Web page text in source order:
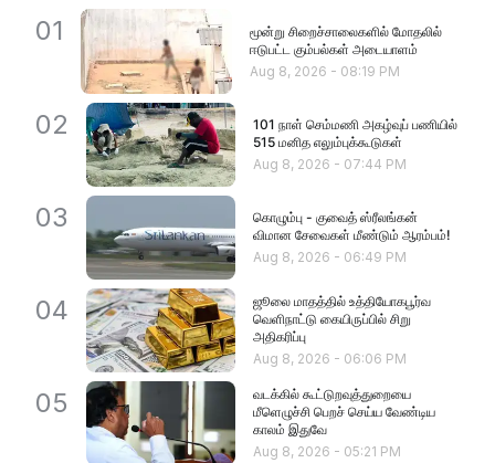
01
மூன்று சிறைச்சாலைகளில் மோதலில்
ஈடுபட்ட கும்பல்கள் அடையாளம்
Aug 8, 2026 - 08:19 PM
02
101 நாள் செம்மணி அகழ்வுப் பணியில்
515 மனித எலும்புக்கூடுகள்
Aug 8, 2026 - 07:44 PM
03
கொழும்பு - குவைத் ஸ்ரீலங்கன்
விமான சேவைகள் மீண்டும் ஆரம்பம்!
Aug 8, 2026 - 06:49 PM
04
ஜூலை மாதத்தில் உத்தியோகபூர்வ
வெளிநாட்டு கையிருப்பில் சிறு
அதிகரிப்பு
Aug 8, 2026 - 06:06 PM
05
வடக்கில் கூட்டுறவுத்துறையை
மீளெழுச்சி பெறச் செய்ய வேண்டிய
காலம் இதுவே
Aug 8, 2026 - 05:21 PM